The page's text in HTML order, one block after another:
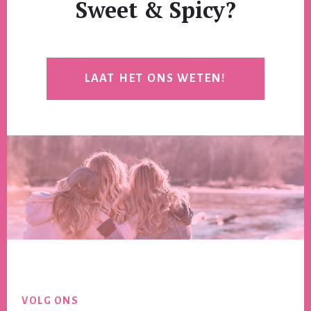
Sweet & Spicy?
LAAT HET ONS WETEN!
VOLG ONS